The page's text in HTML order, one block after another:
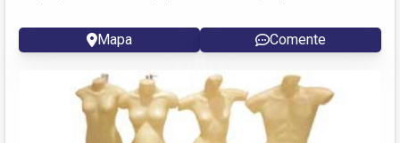
Mapa Comente